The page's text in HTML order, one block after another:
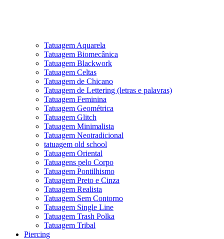
Tatuagem Aquarela
Tatuagem Biomecânica
Tatuagem Blackwork
Tatuagem Celtas
Tatuagem de Chicano
Tatuagem de Lettering (letras e palavras)
Tatuagem Feminina
Tatuagem Geométrica
Tatuagem Glitch
Tatuagem Minimalista
Tatuagem Neotradicional
tatuagem old school
Tatuagem Oriental
Tatuagens pelo Corpo
Tatuagem Pontilhismo
Tatuagem Preto e Cinza
Tatuagem Realista
Tatuagem Sem Contorno
Tatuagem Single Line
Tatuagem Trash Polka
Tatuagem Tribal
Piercing